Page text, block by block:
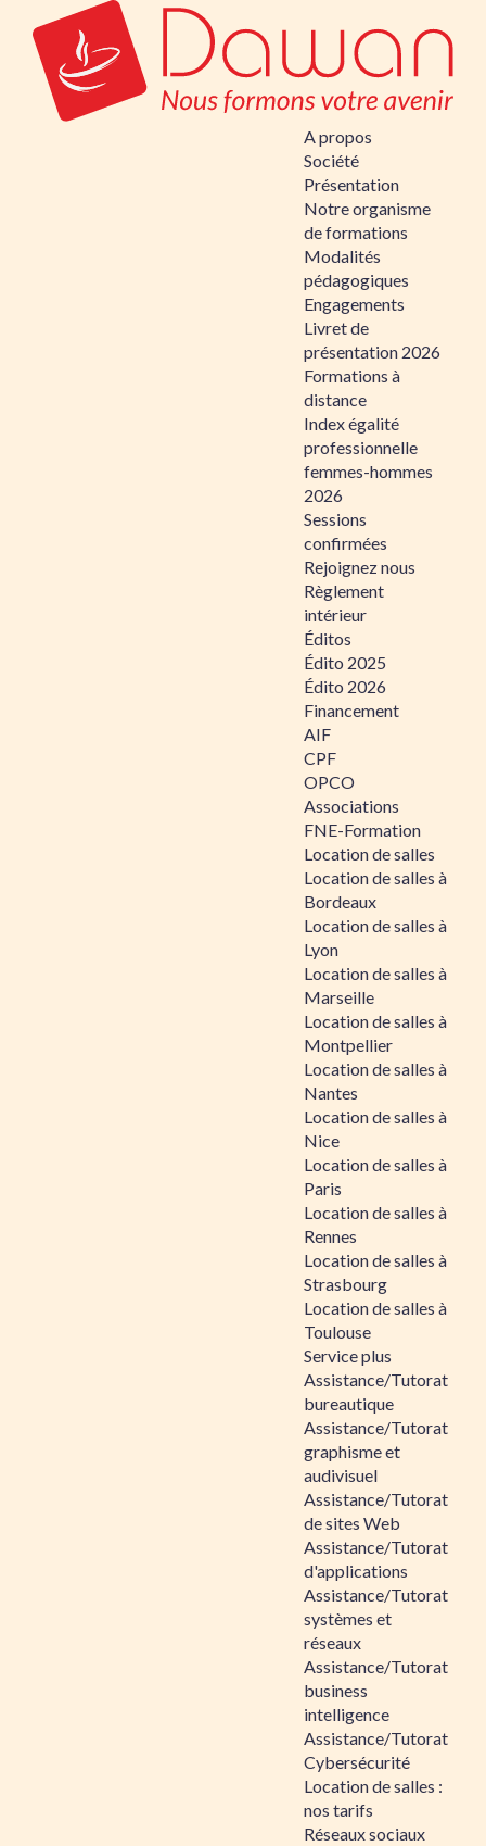
A propos
Société
Présentation
Notre organisme
de formations
Modalités
pédagogiques
Engagements
Livret de
présentation 2026
Formations à
distance
Index égalité
professionnelle
femmes-hommes
2026
Sessions
confirmées
Rejoignez nous
Règlement
intérieur
Éditos
Édito 2025
Édito 2026
Financement
AIF
CPF
OPCO
Associations
FNE-Formation
Location de salles
Location de salles à
Bordeaux
Location de salles à
Lyon
Location de salles à
Marseille
Location de salles à
Montpellier
Location de salles à
Nantes
Location de salles à
Nice
Location de salles à
Paris
Location de salles à
Rennes
Location de salles à
Strasbourg
Location de salles à
Toulouse
Service plus
Assistance/Tutorat
bureautique
Assistance/Tutorat
graphisme et
audivisuel
Assistance/Tutorat
de sites Web
Assistance/Tutorat
d'applications
Assistance/Tutorat
systèmes et
réseaux
Assistance/Tutorat
business
intelligence
Assistance/Tutorat
Cybersécurité
Location de salles :
nos tarifs
Réseaux sociaux